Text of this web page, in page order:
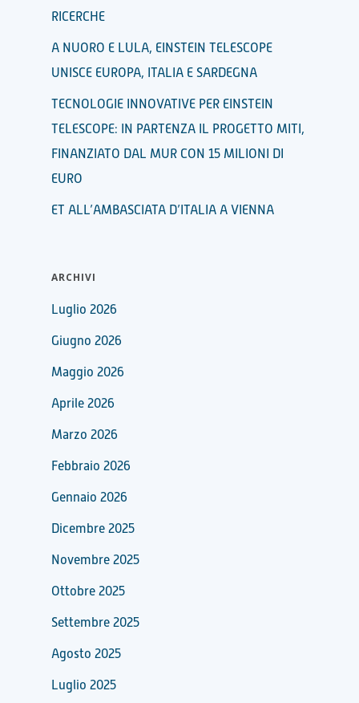
RICERCHE
A NUORO E LULA, EINSTEIN TELESCOPE
UNISCE EUROPA, ITALIA E SARDEGNA
TECNOLOGIE INNOVATIVE PER EINSTEIN
TELESCOPE: IN PARTENZA IL PROGETTO MITI,
FINANZIATO DAL MUR CON 15 MILIONI DI
EURO
ET ALL’AMBASCIATA D’ITALIA A VIENNA
ARCHIVI
Luglio 2026
Giugno 2026
Maggio 2026
Aprile 2026
Marzo 2026
Febbraio 2026
Gennaio 2026
Dicembre 2025
Novembre 2025
Ottobre 2025
Settembre 2025
Agosto 2025
Luglio 2025